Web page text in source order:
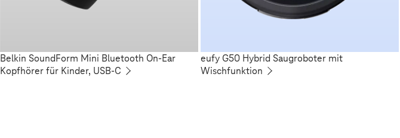
Belkin SoundForm Mini Bluetooth On-Ear
Kopfhörer für Kinder, USB-C
eufy G50 Hybrid Saugroboter mit
Wischfunktion